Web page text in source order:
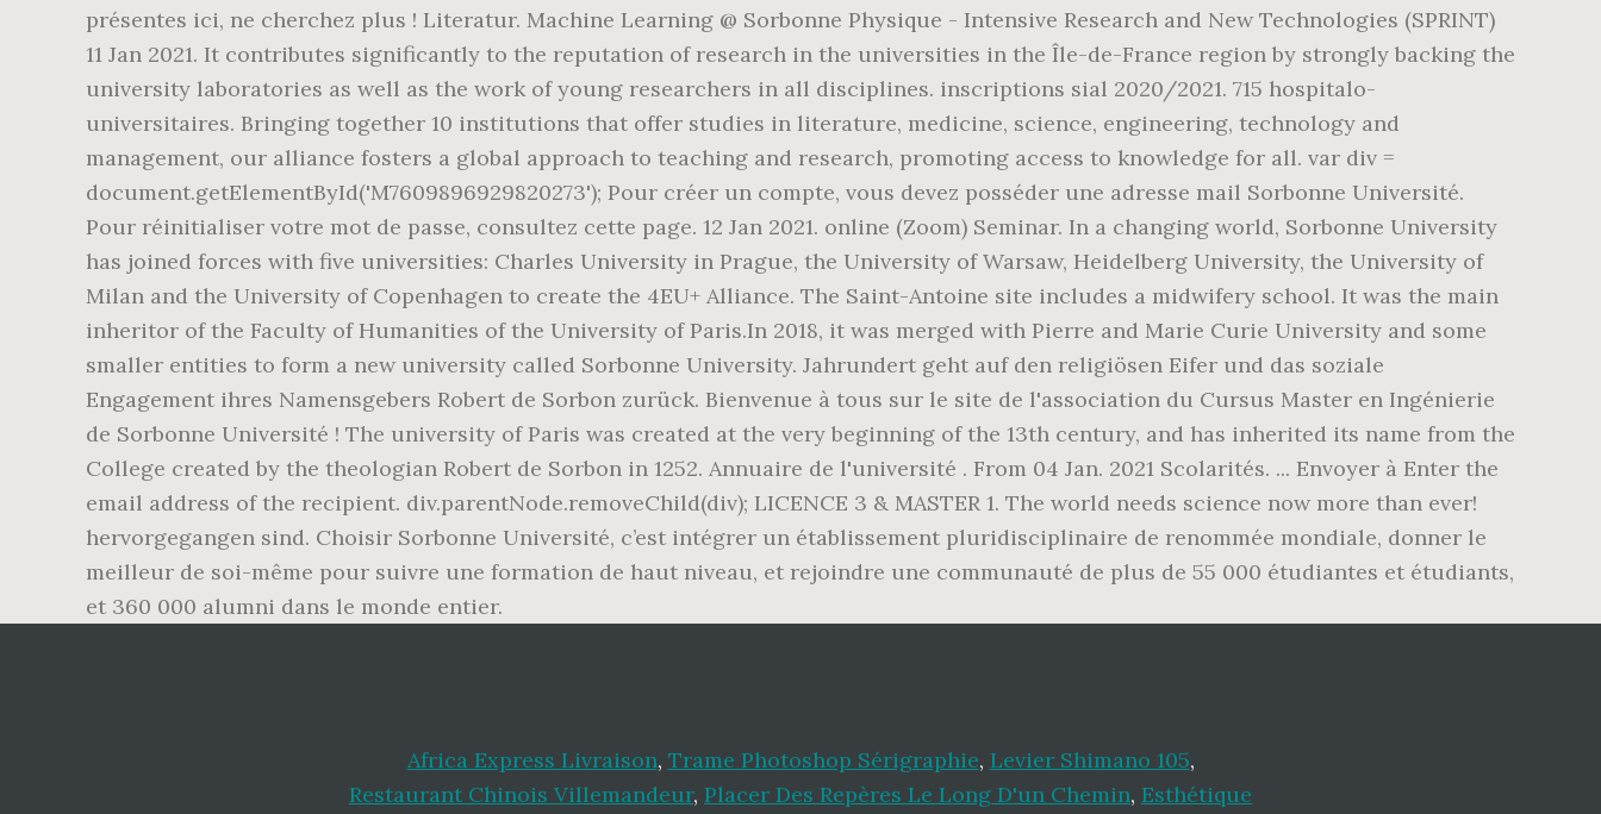
présentes ici, ne cherchez plus ! Literatur. Machine Learning @ Sorbonne Physique - Intensive Research and New Technologies (SPRINT)
11 Jan 2021. It contributes significantly to the reputation of research in the universities in the Île-de-France region by strongly backing the
university laboratories as well as the work of young researchers in all disciplines. inscriptions sial 2020/2021. 715 hospitalo-
universitaires. Bringing together 10 institutions that offer studies in literature, medicine, science, engineering, technology and
management, our alliance fosters a global approach to teaching and research, promoting access to knowledge for all. var div =
document.getElementById('M7609896929820273'); Pour créer un compte, vous devez posséder une adresse mail Sorbonne Université.
Pour réinitialiser votre mot de passe, consultez cette page. 12 Jan 2021. online (Zoom) Seminar. In a changing world, Sorbonne University
has joined forces with five universities: Charles University in Prague, the University of Warsaw, Heidelberg University, the University of
Milan and the University of Copenhagen to create the 4EU+ Alliance. The Saint-Antoine site includes a midwifery school. It was the main
inheritor of the Faculty of Humanities of the University of Paris.In 2018, it was merged with Pierre and Marie Curie University and some
smaller entities to form a new university called Sorbonne University. Jahrundert geht auf den religiösen Eifer und das soziale
Engagement ihres Namensgebers Robert de Sorbon zurück. Bienvenue à tous sur le site de l'association du Cursus Master en Ingénierie
de Sorbonne Université ! The university of Paris was created at the very beginning of the 13th century, and has inherited its name from the
College created by the theologian Robert de Sorbon in 1252. Annuaire de l'université . From 04 Jan. 2021 Scolarités. ... Envoyer à Enter the
email address of the recipient. div.parentNode.removeChild(div); LICENCE 3 & MASTER 1. The world needs science now more than ever!
hervorgegangen sind. Choisir Sorbonne Université, c’est intégrer un établissement pluridisciplinaire de renommée mondiale, donner le
meilleur de soi-même pour suivre une formation de haut niveau, et rejoindre une communauté de plus de 55 000 étudiantes et étudiants,
et 360 000 alumni dans le monde entier.
Africa Express Livraison, Trame Photoshop Sérigraphie, Levier Shimano 105,
Restaurant Chinois Villemandeur, Placer Des Repères Le Long D'un Chemin, Esthétique